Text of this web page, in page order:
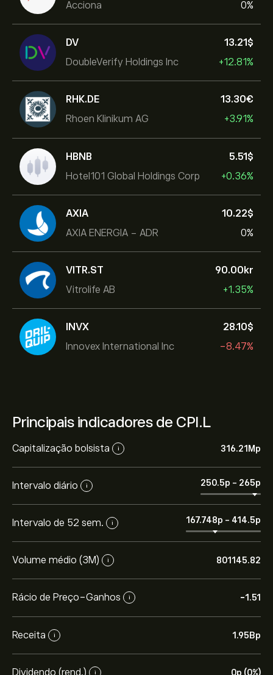
Acciona
0%
DV
DoubleVerify Holdings Inc
13.21‎$‎
+12.81%
RHK.DE
Rhoen Klinikum AG
13.30‎€‎
+3.91%
HBNB
Hotel101 Global Holdings Corp
5.51‎$‎
+0.36%
AXIA
AXIA ENERGIA - ADR
10.22‎$‎
0%
VITR.ST
Vitrolife AB
90.00‎kr‎
+1.35%
INVX
Innovex International Inc
28.10‎$‎
-8.47%
Principais indicadores de CPI.L
Capitalização bolsista i 316.21M‎p‎
Intervalo diário i 250.5‎p‎ - 265‎p‎
Intervalo de 52 sem. i 167.748‎p‎ - 414.5‎p‎
Volume médio (3M) i 801145.82
Rácio de Preço-Ganhos i -1.51
Receita i 1.95B‎p‎
Dividendo (rend.) i 0‎p‎ (0%)